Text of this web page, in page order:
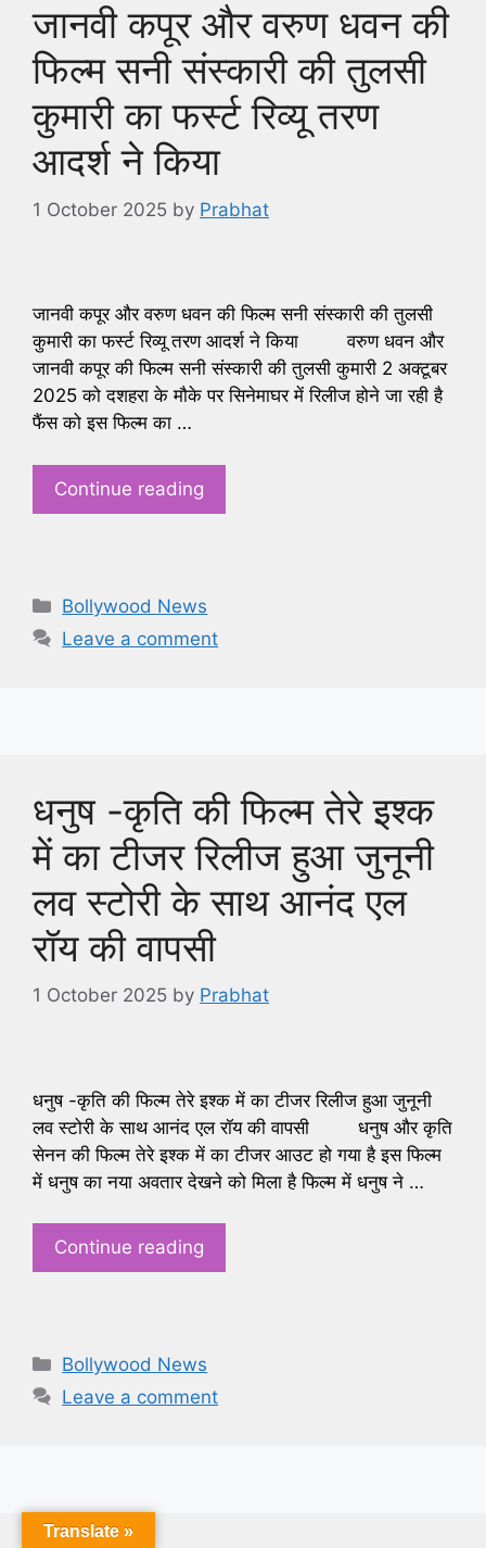
जानवी कपूर और वरुण धवन की
फिल्म सनी संस्कारी की तुलसी
कुमारी का फर्स्ट रिव्यू तरण
आदर्श ने किया
1 October 2025 by Prabhat
जानवी कपूर और वरुण धवन की फिल्म सनी संस्कारी की तुलसी
कुमारी का फर्स्ट रिव्यू तरण आदर्श ने किया वरुण धवन और
जानवी कपूर की फिल्म सनी संस्कारी की तुलसी कुमारी 2 अक्टूबर
2025 को दशहरा के मौके पर सिनेमाघर में रिलीज होने जा रही है
फैंस को इस फिल्म का …
Continue reading
Categories
Bollywood News
Leave a comment
धनुष -कृति की फिल्म तेरे इश्क
में का टीजर रिलीज हुआ जुनूनी
लव स्टोरी के साथ आनंद एल
रॉय की वापसी
1 October 2025 by Prabhat
धनुष -कृति की फिल्म तेरे इश्क में का टीजर रिलीज हुआ जुनूनी
लव स्टोरी के साथ आनंद एल रॉय की वापसी धनुष और कृति
सेनन की फिल्म तेरे इश्क में का टीजर आउट हो गया है इस फिल्म
में धनुष का नया अवतार देखने को मिला है फिल्म में धनुष ने …
Continue reading
Categories
Bollywood News
Leave a comment
Translate »